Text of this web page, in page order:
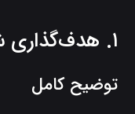
۱. هدف‌گذاری شفاف و روزانه
توضیح کامل